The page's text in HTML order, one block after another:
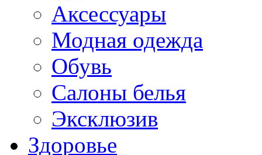
Аксессуары
Модная одежда
Обувь
Салоны белья
Эксклюзив
Здоровье